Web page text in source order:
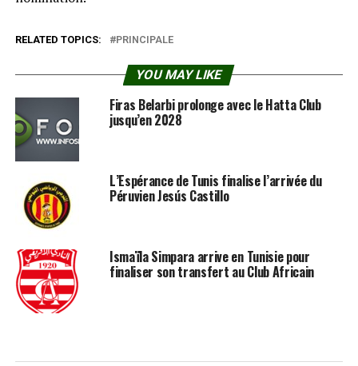
RELATED TOPICS: PRINCIPALE
YOU MAY LIKE
Firas Belarbi prolonge avec le Hatta Club
jusqu’en 2028
L’Espérance de Tunis finalise l’arrivée du
Péruvien Jesús Castillo
Ismaïla Simpara arrive en Tunisie pour
finaliser son transfert au Club Africain